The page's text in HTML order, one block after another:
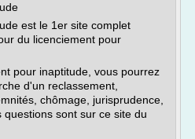
est le 1er site complet
du licenciement pour
pour inaptitude, vous pourrez
d'un reclassement,
chômage, jurisprudence,
sont sur ce site du